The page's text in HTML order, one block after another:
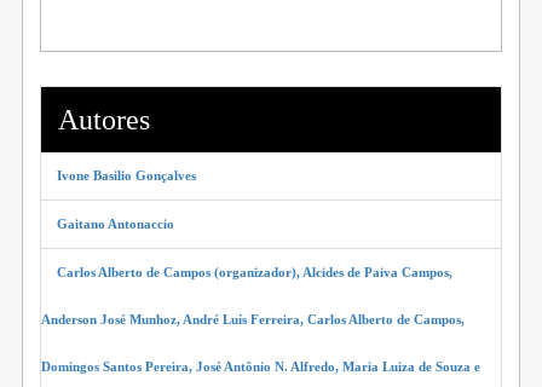
Autores
Ivone Basilio Gonçalves
Gaitano Antonaccio
Carlos Alberto de Campos (organizador), Alcides de Paiva Campos,
Anderson José Munhoz, André Luís Ferreira, Carlos Alberto de Campos,
Domingos Santos Pereira, José Antônio N. Alfredo, Maria Luiza de Souza e